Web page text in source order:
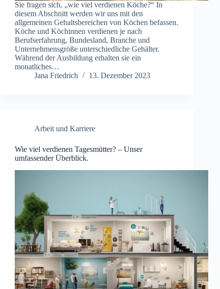
Sie fragen sich, „wie viel verdienen Köche?“ In
diesem Abschnitt werden wir uns mit den
allgemeinen Gehaltsbereichen von Köchen befassen.
Köche und Köchinnen verdienen je nach
Berufserfahrung, Bundesland, Branche und
Unternehmensgröße unterschiedliche Gehälter.
Während der Ausbildung erhalten sie ein
monatliches…
Jana Friedrich
13. Dezember 2023
Arbeit und Karriere
Wie viel verdienen Tagesmütter? – Unser
umfassender Überblick.